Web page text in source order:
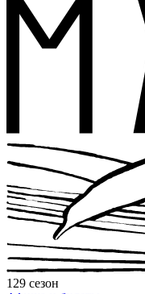
129 сезон